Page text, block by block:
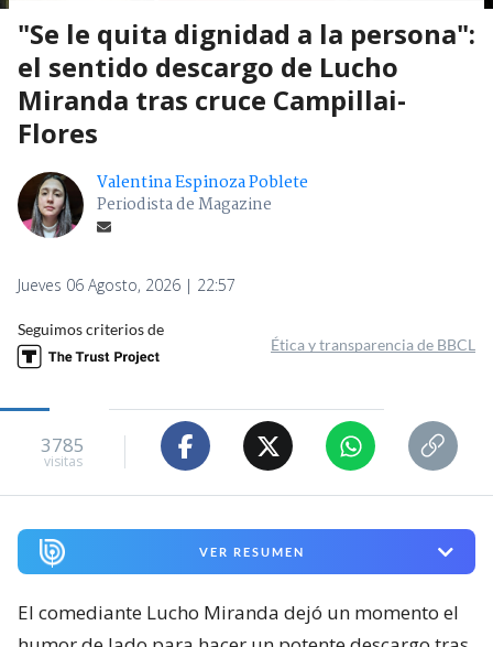
"Se le quita dignidad a la persona":
el sentido descargo de Lucho
Miranda tras cruce Campillai-
Flores
Valentina Espinoza Poblete
Periodista de Magazine
Jueves 06 Agosto, 2026 | 22:57
Seguimos criterios de
Ética y transparencia de BBCL
3785
visitas
VER RESUMEN
El comediante Lucho Miranda dejó un momento el